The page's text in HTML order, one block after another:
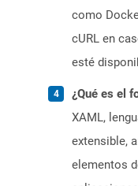
como
cURL en
esté
¿Qué es el
XAML,
extensible,
elementos